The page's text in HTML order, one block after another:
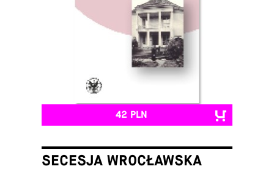
42 PLN
SECESJA WROCŁAWSKA